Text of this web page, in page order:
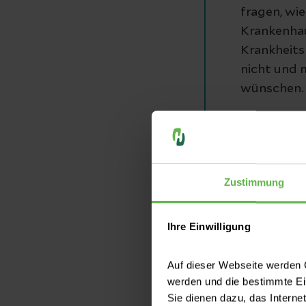
Zustimmung
Ihre Einwilligung
Auf dieser Webseite
werden und die bestimmte
Sie dienen dazu, das
fragen, wie
nicht und
wünschen.
Sollten
müssen
mit
und Ihren
Die